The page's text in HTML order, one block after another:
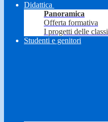
Didattica
Panoramica
Offerta formativa
I progetti delle classi
Studenti e genitori